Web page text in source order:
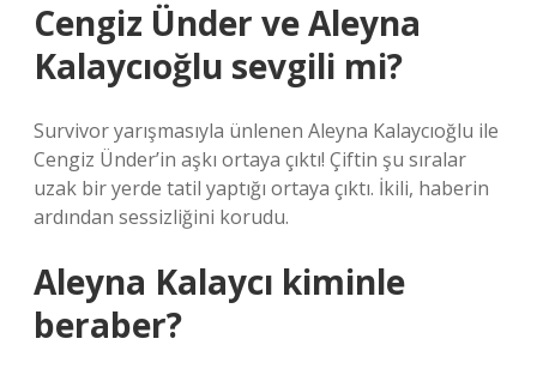
Cengiz Ünder ve Aleyna
Kalaycıoğlu sevgili mi?
Survivor yarışmasıyla ünlenen Aleyna Kalaycıoğlu ile
Cengiz Ünder’in aşkı ortaya çıktı! Çiftin şu sıralar
uzak bir yerde tatil yaptığı ortaya çıktı. İkili, haberin
ardından sessizliğini korudu.
Aleyna Kalaycı kiminle
beraber?